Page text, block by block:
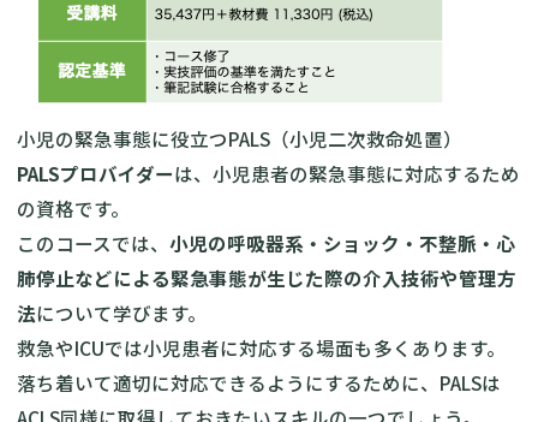
小児の緊急事態に役立つPALS（小児二次救命処置）
PALSプロバイダーは、小児患者の緊急事態に対応するため
の資格です。
このコースでは、 小児の呼吸器系・ショック・不整脈・心
肺停止などによる緊急事態が生じた際の介入技術や管理方
法について学びます。
救急やICUでは小児患者に対応する場面も多くあります。
落ち着いて適切に対応できるようにするために、PALSは